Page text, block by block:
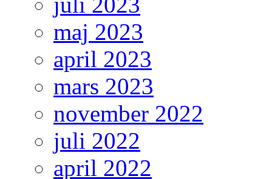
maj 2023
april 2023
mars 2023
november 2022
juli 2022
april 2022